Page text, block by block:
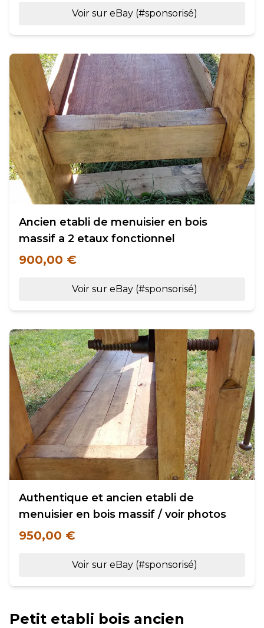
Voir sur eBay (#sponsorisé)
Ancien etabli de menuisier en bois
massif a 2 etaux fonctionnel
900,00 €
Voir sur eBay (#sponsorisé)
Authentique et ancien etabli de
menuisier en bois massif / voir photos
950,00 €
Voir sur eBay (#sponsorisé)
Petit etabli bois ancien